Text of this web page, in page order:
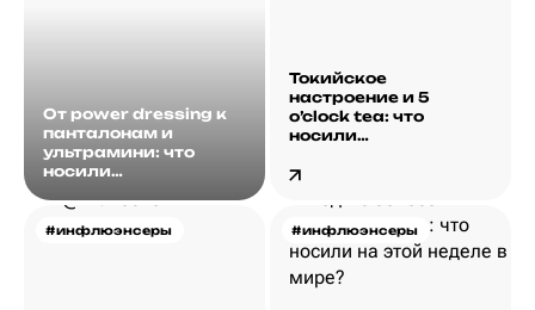
От power dressing к
панталонам и
ультрамини: что
носили
этой неделе?
Токийское
настроение и 5
o’clock tea: что
носили
этой неделе?
#инфлюэнсеры #инфлюэнсеры